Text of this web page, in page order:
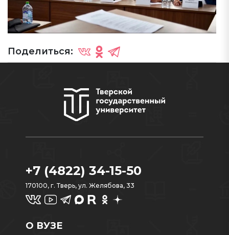
Поделиться:
+7 (4822) 34-15-50
170100, г. Тверь, ул. Желябова, 33
О ВУЗЕ